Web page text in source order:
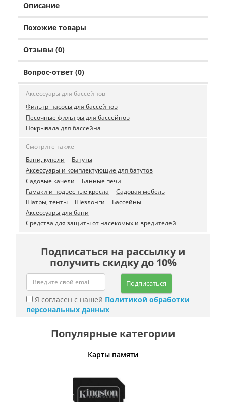
Описание
Похожие товары
Отзывы (0)
Вопрос-ответ (0)
Аксессуары для бассейнов
Фильтр-насосы для бассейнов
Песочные фильтры для бассейнов
Покрывала для бассейна
Смотрите также
Бани, купели
Батуты
Аксессуары и комплектующие для батутов
Садовые качели
Банные печи
Гамаки и подвесные кресла
Садовая мебель
Шатры, тенты
Шезлонги
Бассейны
Аксессуары для бани
Средства для защиты от насекомых и вредителей
Подписаться на рассылку и
получить скидку до 10%
Подписаться
Я согласен с нашей Политикой обработки
персональных данных
Популярные категории
Карты памяти